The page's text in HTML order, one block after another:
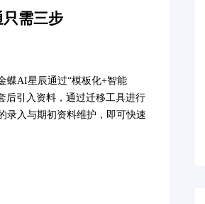
需三步
蝶AI星辰通过“模板化+智能
后引入资料，通过迁移工具进行
录入与期初资料维护，即可快速